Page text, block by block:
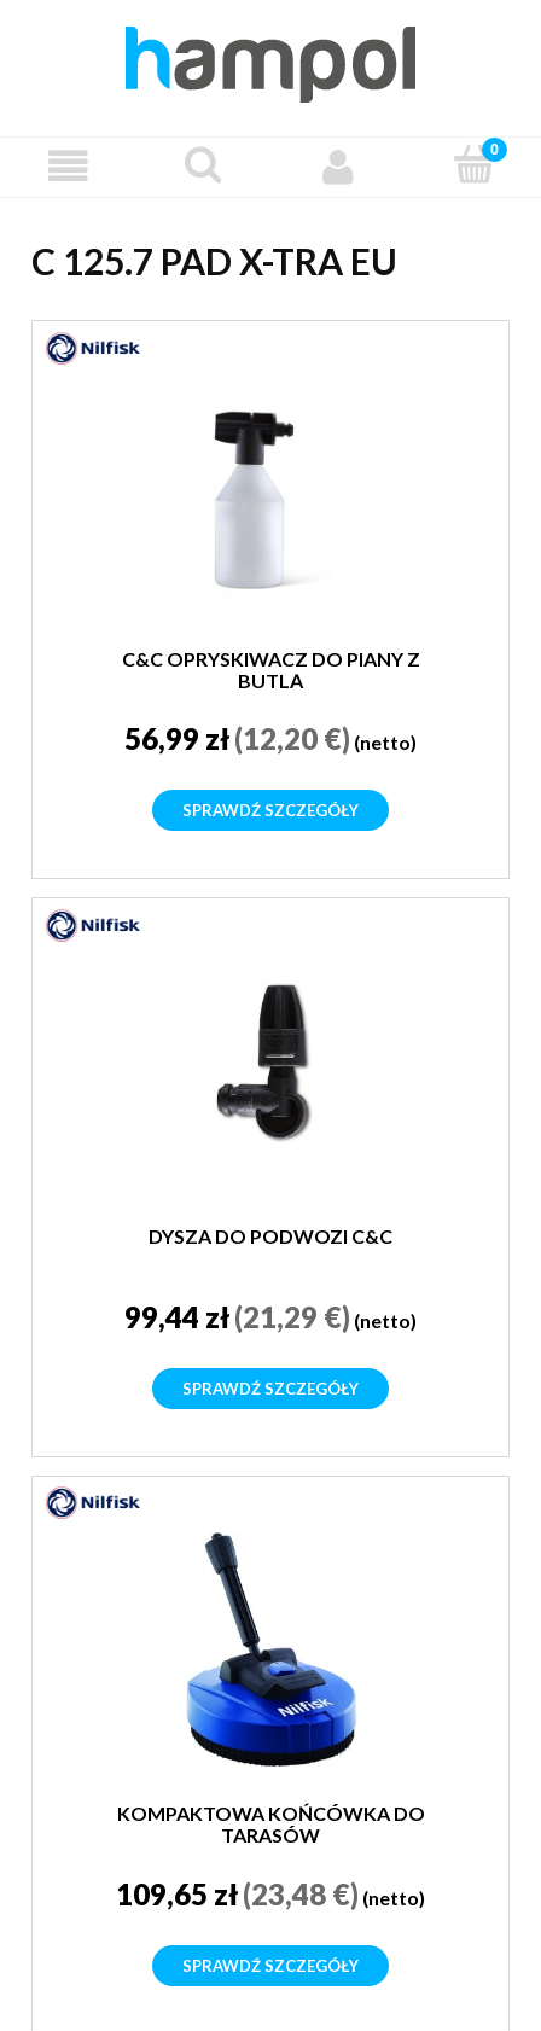
C 125.7 PAD X-TRA EU
C&C OPRYSKIWACZ DO PIANY Z
BUTLĄ
56,99 zł(12,20 €) (netto)
SPRAWDŹ SZCZEGÓŁY
DYSZA DO PODWOZI C&C
99,44 zł(21,29 €) (netto)
SPRAWDŹ SZCZEGÓŁY
KOMPAKTOWA KOŃCÓWKA DO
TARASÓW
109,65 zł(23,48 €) (netto)
SPRAWDŹ SZCZEGÓŁY